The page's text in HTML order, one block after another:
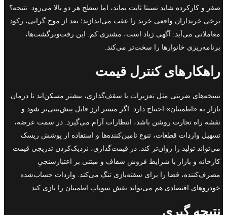
صفر و کارکرده شاید نسبتا ثابت بماند، اما سطح هر دو بالا می‌رود. نتیجه؟
برخی خریداران واقعی خرید را عقب می‌اندازند؛ بعد از موج گرانی، رکود
معاملاتی می‌آید: آگهی زیاد است، مشتری کم. این رفت‌وبرگشت‌ها،
برنامه‌ریزی خانوارها را سخت‌تر می‌کند.
راهکارهای کنترل قیمت
نسخه‌های ضربتی مثل تعزیرات یا سقف‌گذاری، بیشتر مسکن‌اند تا درمان.
بازار به «اطمینان» احتیاج دارد. اگر مسیر ارز قابل پیش‌بینی‌تر شود و
نقشه راه تجارت روشن باشد، انتظارات آرام می‌گیرد. در سمت عرضه،
تسهیل واردات قطعات، تنوع تامین‌کننده‌ها و استفاده از پوشش ریسک
می‌تواند تولید را روان‌تر کند. در قیمت‌گذاری، نزدیک‌کردن تدریجی قیمت
کارخانه و بازار با شرایط فروش شفاف و مبتنی بر اعتبارسنجیِ
مصرف‌کننده، فضا را برای سفته‌بازی تنگ می‌کند. واردات حساب‌شده
خودروهای اقتصادی هم می‌تواند نقش سوپاپ اطمینان را بازی کند.
نتیجه گیری